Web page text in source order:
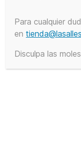
Para cualquier
en
Disculpa las